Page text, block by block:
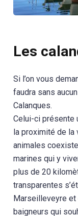
Les
Si l’on vous
faudra sans
Calanques.
Celui-ci présente
la proximité de
animales
marines qui y
plus de 20
transparentes
Marseilleveyre
baigneurs qui